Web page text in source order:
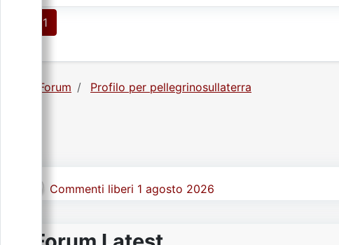
1
Forum Profilo per pellegrinosullaterra
Commenti liberi 1 agosto 2026